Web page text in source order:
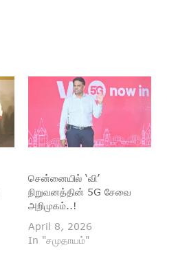
சென்னையில் ‘வி’
நிறுவனத்தின் 5G சேவை
அறிமுகம்..!
April 8, 2026
In "சமுதாயம்"